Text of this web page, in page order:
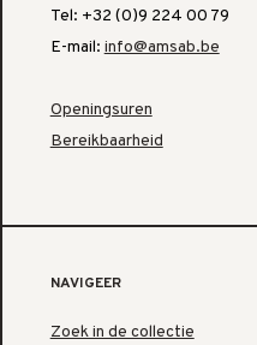
Tel: +32 (0)9 224 00 79
E-mail: info@amsab.be
Openingsuren
Bereikbaarheid
NAVIGEER
Zoek in de collectie